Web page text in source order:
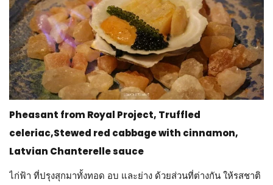
Pheasant from Royal Project, Truffled
celeriac,Stewed red cabbage with cinnamon,
Latvian Chanterelle sauce
ไก่ฟ้า ที่ปรุงสุกมาทั้งทอด อบ และย่าง ด้วยส่วนที่ต่างกัน ให้รสชาติ